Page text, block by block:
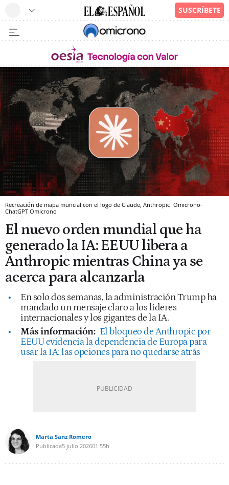
Recreación de mapa muncial con el logo de Claude, Anthropic Omicrono-
ChatGPT Omicrono
El nuevo orden mundial que ha
generado la IA: EEUU libera a
Anthropic mientras China ya se
acerca para alcanzarla
En solo dos semanas, la administración Trump ha
mandado un mensaje claro a los líderes
internacionales y los gigantes de la IA.
Más información: El bloqueo de Anthropic por
EEUU evidencia la dependencia de Europa para
usar la IA: las opciones para no quedarse atrás
Marta Sanz Romero
Publicada5 julio 202601:55h